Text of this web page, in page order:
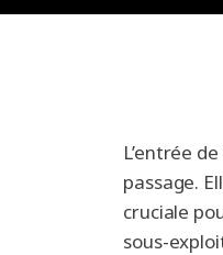
L’entrée
passage.
cruciale
sous-